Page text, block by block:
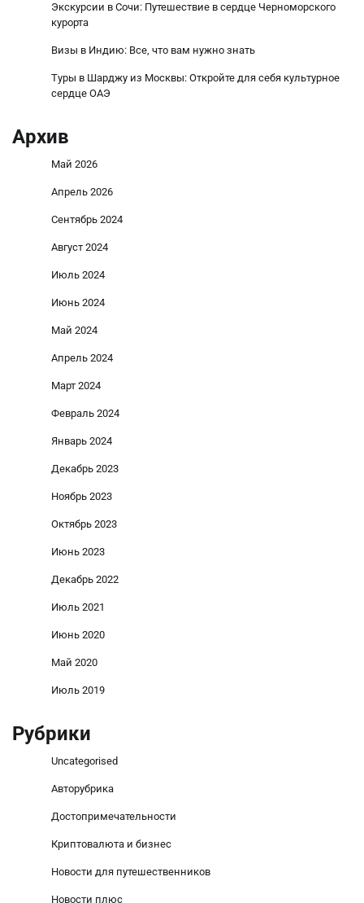
Экскурсии в Сочи: Путешествие в сердце Черноморского
курорта
Визы в Индию: Все, что вам нужно знать
Туры в Шарджу из Москвы: Откройте для себя культурное
сердце ОАЭ
Архив
Май 2026
Апрель 2026
Сентябрь 2024
Август 2024
Июль 2024
Июнь 2024
Май 2024
Апрель 2024
Март 2024
Февраль 2024
Январь 2024
Декабрь 2023
Ноябрь 2023
Октябрь 2023
Июнь 2023
Декабрь 2022
Июль 2021
Июнь 2020
Май 2020
Июль 2019
Рубрики
Uncategorised
Авторубрика
Достопримечательности
Криптовалюта и бизнес
Новости для путешественников
Новости плюс